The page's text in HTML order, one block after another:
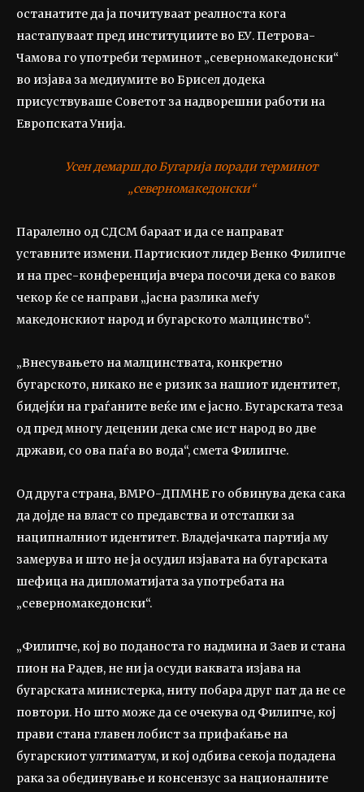
останатите да ја почитуваат реалноста кога
настапуваат пред институциите во ЕУ. Петрова-
Чамова го употреби терминот „северномакедонски“
во изјава за медиумите во Брисел додека
присуствуваше Советот за надворешни работи на
Европската Унија.
Усен демарш до Бугарија поради терминот
„северномакедонски“
Паралелно од СДСМ бараат и да се направат
уставните измени. Партискиот лидер Венко Филипче
и на прес-конференција вчера посочи дека со ваков
чекор ќе се направи „јасна разлика меѓу
македонскиот народ и бугарското малцинство“.
„Внесувањето на малцинствата, конкретно
бугарското, никако не е ризик за нашиот идентитет,
бидејќи на граѓаните веќе им е јасно. Бугарската теза
од пред многу децении дека сме ист народ во две
држави, со ова паѓа во вода“, смета Филипче.
Од друга страна, ВМРО-ДПМНЕ го обвинува дека сака
да дојде на власт со предавства и отстапки за
наципналниот идентитет. Владејачката партија му
замерува и што не ја осудил изјавата на бугарската
шефица на дипломатијата за употребата на
„северномакедонски“.
„Филипче, кој во поданоста го надмина и Заев и стана
пион на Радев, не ни ја осуди ваквата изјава на
бугарската министерка, ниту побара друг пат да не се
повтори. Но што може да се очекува од Филипче, кој
прави стана главен лобист за прифаќање на
бугарскиот ултиматум, и кој одбива секоја подадена
рака за обединување и консензус за националните